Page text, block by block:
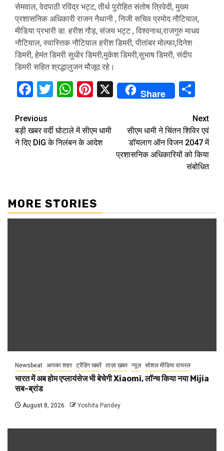
सेमवाल, वेदपाठी रविंद्र भट्ट, तीर्थ पुरोहित संतोष त्रिवेदी, मुख्य
प्रशासनिक अधिकारी राजन नैथानी , निजी सचिव प्रमोद नौटियाल,
मीडिया प्रभारी डा. हरीश गौड़, संजय भट्ट , विश्वनाथ,राजगुरु माधव
नौटियाल, स्वास्तिक नौटियाल हरीश डिमरी, पीतांबर मोल्फा,दिनेश
डिमरी, हेमंत डिमरी सुधीर डिमरी,मुकेश डिमरी,सुभाष डिमरी, संदीप
डिमरी सहित श्रद्धालुजन मौजूद रहे।
Facebook
Twitter
WhatsApp
Pinterest
X Share
Continue
Reading
Previous
बड़ी खबर वर्दी घोटाले में सीएम धामी
ने दिए DIG के निलंबन के आदेश
Next
सीएम धामी ने चिंतन शिविर एवं
डॉयलाग ऑन विजन 2047 में
प्रशासनिक अधिकारियों को किया
संबोधित
MORE STORIES
Newsbeat आपका शहर ट्रेंडिंग खबरें ताज़ा ख़बर न्यूज़ सोशल मीडिया वायरल
भारत में अब होम एप्लायंसेज भी बेचेगी Xiaomi, लॉन्च किया नया Mijia
सब-ब्रांड
August 8, 2026 Yoshita Pandey